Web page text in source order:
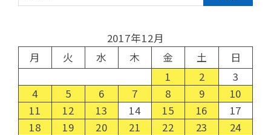
2017年12月
月
火 水 木 金 土
日
1
2
3
4
5 6 7 8 9
10
11
12 13 14 15 16
17
18
19 20 21 22 23
24